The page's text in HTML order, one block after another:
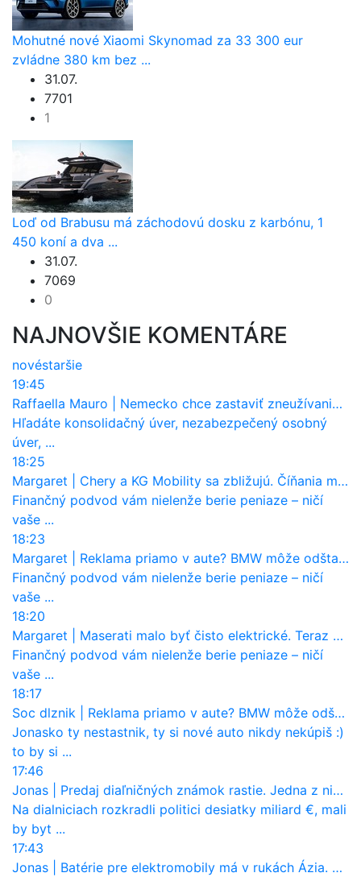
Mohutné nové Xiaomi Skynomad za 33 300 eur
zvládne 380 km bez ...
31.07.
7701
1
Loď od Brabusu má záchodovú dosku z karbónu, 1
450 koní a dva ...
31.07.
7069
0
NAJNOVŠIE KOMENTÁRE
novéstaršie
19:45
Raffaella Mauro
Nemecko chce zastaviť zneužívanie dotácií na elektromobily. Pritvrdí pravidlá
Hľadáte konsolidačný úver, nezabezpečený osobný
úver, ...
18:25
Margaret
Chery a KG Mobility sa zbližujú. Číňania môžu získať 10 % bývalého SsangYongu
Finančný podvod vám nielenže berie peniaze – ničí
vaše ...
18:23
Margaret
Reklama priamo v aute? BMW môže odštartovať nový trend
Finančný podvod vám nielenže berie peniaze – ničí
vaše ...
18:20
Margaret
Maserati malo byť čisto elektrické. Teraz zisťuje, že potrebuje nový osemvalcový motor
Finančný podvod vám nielenže berie peniaze – ničí
vaše ...
18:17
Soc dlznik
Reklama priamo v aute? BMW môže odštartovať nový trend
Jonasko ty nestastnik, ty si nové auto nikdy nekúpiš :)
to by si ...
17:46
Jonas
Predaj diaľničných známok rastie. Jedna z nich zaznamenala nečakane výrazný nárast
Na dialniciach rozkradli politici desiatky miliard €, mali
by byt ...
17:43
Jonas
Batérie pre elektromobily má v rukách Ázia. Európa ale stráca kontrolu aj nad vlastnou výrobou!